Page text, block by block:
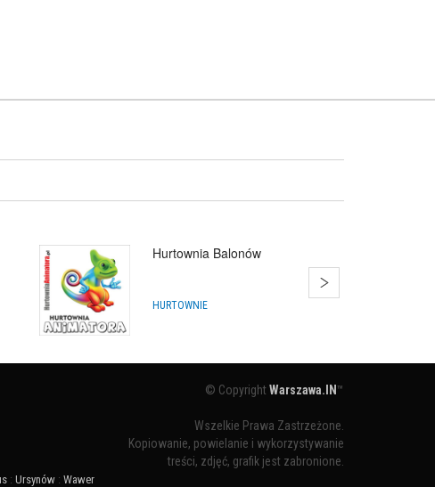
Hurtownia Balonów
HURTOWNIE
: Ursynów : Wawer
© CopyrightWarszawa.IN ™
Wszelkie Prawa Zastrzeżone.
Kopiowanie, powielanie i wykorzystywanie
treści, zdjęć, grafik jest zabronione.